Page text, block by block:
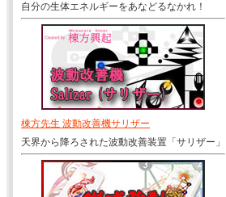
自分の生体エネルギーをあなどるなかれ！
棟方先生 波動改善機サリザー
天界から降ろされた波動改善装置「サリザー」